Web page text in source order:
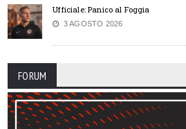
Ufficiale: Panico al Foggia
3 AGOSTO 2026
FORUM